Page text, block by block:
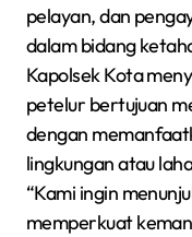
pelayan, dan
dalam bidang
Kapolsek Kota
petelur bertujuan
dengan
lingkungan atau
“Kami ingin
memperkuat